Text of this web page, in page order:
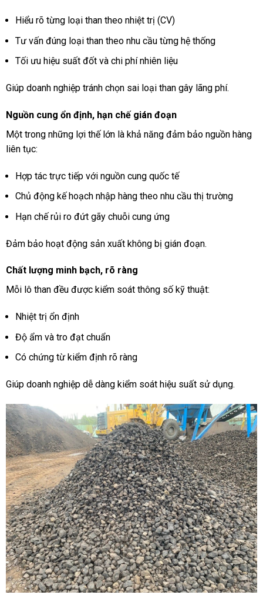
Hiểu rõ từng loại than theo nhiệt trị (CV)
Tư vấn đúng loại than theo nhu cầu từng hệ thống
Tối ưu hiệu suất đốt và chi phí nhiên liệu
Giúp doanh nghiệp tránh chọn sai loại than gây lãng phí.
Nguồn cung ổn định, hạn chế gián đoạn
Một trong những lợi thế lớn là khả năng đảm bảo nguồn hàng
liên tục:
Hợp tác trực tiếp với nguồn cung quốc tế
Chủ động kế hoạch nhập hàng theo nhu cầu thị trường
Hạn chế rủi ro đứt gãy chuỗi cung ứng
Đảm bảo hoạt động sản xuất không bị gián đoạn.
Chất lượng minh bạch, rõ ràng
Mỗi lô than đều được kiểm soát thông số kỹ thuật:
Nhiệt trị ổn định
Độ ẩm và tro đạt chuẩn
Có chứng từ kiểm định rõ ràng
Giúp doanh nghiệp dễ dàng kiểm soát hiệu suất sử dụng.